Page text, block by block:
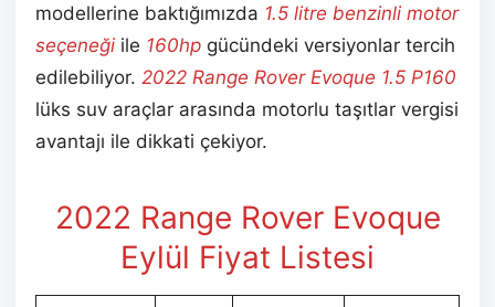
modellerine baktığımızda 1.5 litre benzinli motor
seçeneği ile 160hp gücündeki versiyonlar tercih
edilebiliyor. 2022 Range Rover Evoque 1.5 P160
lüks suv araçlar arasında motorlu taşıtlar vergisi
avantajı ile dikkati çekiyor.
2022 Range Rover Evoque
Eylül Fiyat Listesi